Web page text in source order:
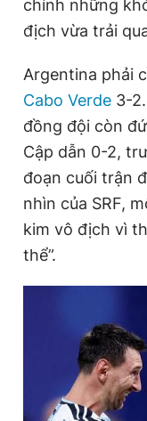
chính những
địch vừa trải
Argentina phải
Cabo Verde 3-
đồng đội còn
Cập dẫn 0-2,
đoạn cuối trận
nhìn của SRF,
kim vô địch vì
thể”.